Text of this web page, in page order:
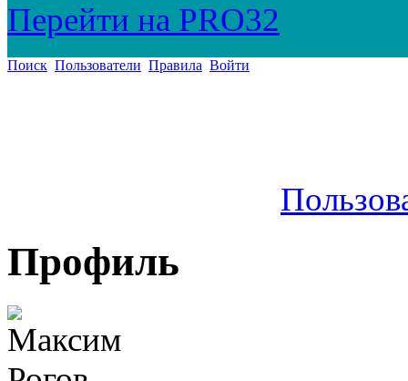
Перейти на PRO32
Поиск Пользователи Правила Войти
Профиль